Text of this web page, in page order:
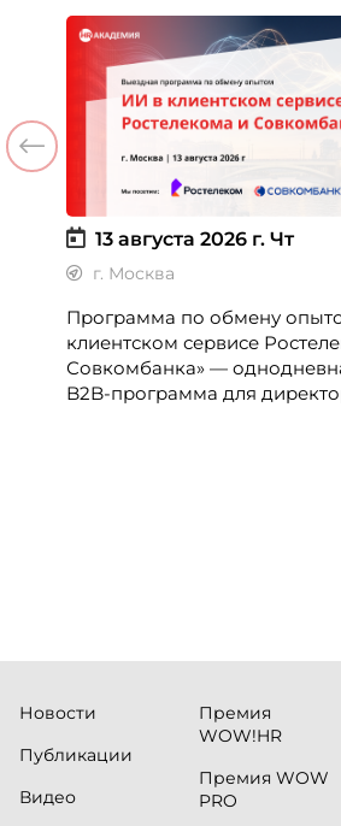
13 августа 2026 г. Чт
г. Москва
Программа по обмену
клиентском сервисе
Совкомбанка» —
B2B-программа для
Новости
Публикации
Видео
Премия
WOW!HR
Премия WOW
PRO